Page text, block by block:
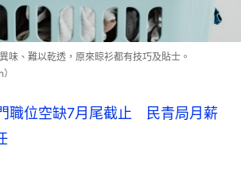
味、難以乾透，原來晾衫都有技巧及貼士。
職位空缺7月尾截止 民青局月薪